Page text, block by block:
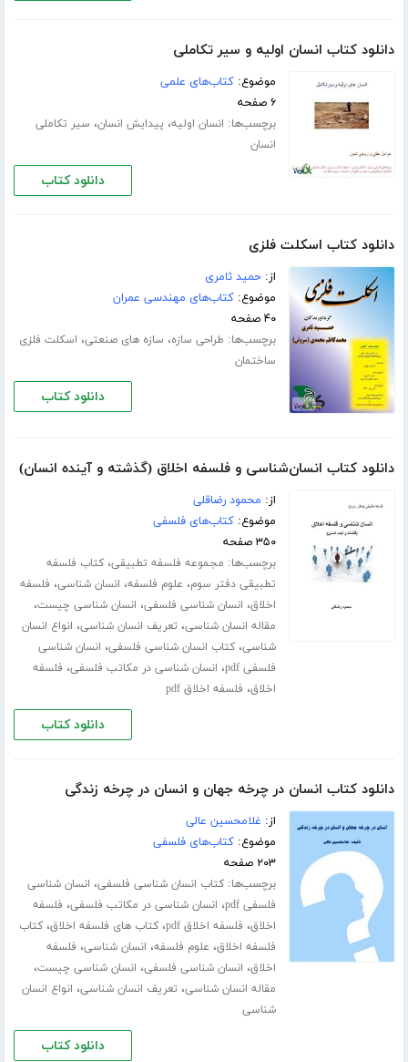
دانلود کتاب انسان اولیه و سیر تکاملی
موضوع:کتاب‌های علمی
۶ صفحه
برچسب‌ها: انسان اولیه، پیدایش انسان، سیر تکاملی
انسان
دانلود کتاب
دانلود کتاب اسکلت فلزی
از:حمید ثامری
موضوع:کتاب‌های مهندسی عمران
۴۰ صفحه
برچسب‌ها: طراحی سازه، سازه های صنعتی، اسکلت فلزی
ساختمان
دانلود کتاب
دانلود کتاب انسان‌شناسی و فلسفه اخلاق (گذشته و آینده انسان)
از: محمود رضاقلی
موضوع:کتاب‌های فلسفی
۳۵۰ صفحه
برچسب‌ها: مجموعه فلسفه تطبیقی،کتاب فلسفه
تطبیقی دفتر سوم، علوم فلسفه، انسان شناسی، فلسفه
اخلاق، انسان شناسی فلسفی، انسان شناسی چیست،
مقاله انسان شناسی، تعریف انسان شناسی، انواع انسان
شناسی،کتاب انسان شناسی فلسفی، انسان شناسی
فلسفی pdf
، انسان شناسی در مکاتب فلسفی، فلسفه
اخلاق، فلسفه اخلاق pdf
دانلود کتاب
دانلود کتاب انسان در چرخه جهان و انسان در چرخه زندگی
از: غلامحسین عالی
موضوع:کتاب‌های فلسفی
۲۰۳ صفحه
برچسب‌ها:کتاب انسان شناسی فلسفی، انسان شناسی
فلسفی pdf
، انسان شناسی در مکاتب فلسفی، فلسفه
اخلاق، فلسفه اخلاق pdf ،کتاب های فلسفه اخلاق،کتاب
فلسفه اخلاق، علوم فلسفه، انسان شناسی، فلسفه
اخلاق، انسان شناسی فلسفی، انسان شناسی چیست،
مقاله انسان شناسی، تعریف انسان شناسی، انواع انسان
شناسی
دانلود کتاب